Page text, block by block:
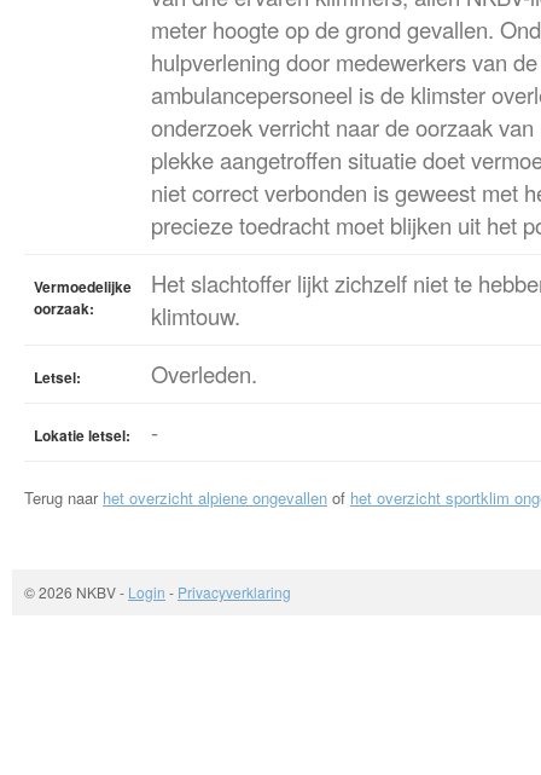
meter hoogte op de grond gevallen.
hulpverlening door medewerkers van
ambulancepersoneel is de klimster
onderzoek verricht naar de oorzaak
plekke aangetroffen situatie doet
niet correct verbonden is geweest met
precieze toedracht moet blijken uit het
Vermoedelijke
oorzaak:
Het slachtoffer lijkt zichzelf niet te
klimtouw.
Letsel: Overleden.
Lokatie letsel: -
Terug naar het overzicht alpiene ongevallen of het overzicht sportklim
© 2026 NKBV- Login - Privacyverklaring